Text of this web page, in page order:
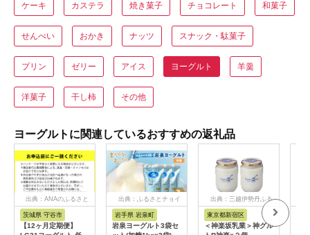
ケーキ カステラ 焼き菓子 チョコレート 和菓子
せんべい おかき ナッツ スナック・駄菓子
プリン ゼリー アイス ヨーグルト 羊羹
洋菓子 干し柿 その他
ヨーグルトに関連しているおすすめの返礼品
出典：ANAのふるさと
茨城県 守谷市
【12ヶ月定期便】
出典：ふるさとチョイ
岩手県 岩泉町
岩泉ヨーグルト3袋セ
出典：三越伊勢丹ふる
さと納税
東京都新宿区
＜神楽坂乳業＞神グル